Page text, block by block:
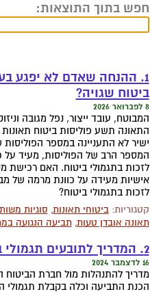
חפש בתוך התוצאות:
1. ההנחה שאדם לא יפגע
ביטוח שגויה?
8 לפברואר 2026
המבוטח, עובד ייצור, נפל מגובה
התאונה תשע פוליסות ביטוח
ישיר לא התעניינה במספר
המספר הרב של הפוליסות, מעיד על
לזכות בתגמולי ביטוח. האם רכישת
אישיות מעידה על כוונת מרמה של
לזכות בתגמולי ביטוח?
קטגוריות:ביטוחי תאונות, סוגיות
תאונה אובדן טעות,תביעה הנגועה
2. המדריך לתובעים תגמולי ביטוח
16 לדצמבר 2024
מדריך להתנהלות מול חברת
הכנת התביעה וכלה בקבלת תגמולי